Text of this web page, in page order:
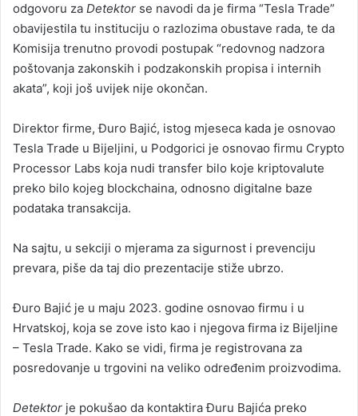
odgovoru za Detektor se navodi da je firma “Tesla Trade”
obavijestila tu instituciju o razlozima obustave rada, te da
Komisija trenutno provodi postupak “redovnog nadzora
poštovanja zakonskih i podzakonskih propisa i internih
akata”, koji još uvijek nije okončan.
Direktor firme, Đuro Bajić, istog mjeseca kada je osnovao
Tesla Trade u Bijeljini, u Podgorici je osnovao firmu Crypto
Processor Labs koja nudi transfer bilo koje kriptovalute
preko bilo kojeg blockchaina, odnosno digitalne baze
podataka transakcija.
Na sajtu, u sekciji o mjerama za sigurnost i prevenciju
prevara, piše da taj dio prezentacije stiže ubrzo.
Đuro Bajić je u maju 2023. godine osnovao firmu i u
Hrvatskoj, koja se zove isto kao i njegova firma iz Bijeljine
– Tesla Trade. Kako se vidi, firma je registrovana za
posredovanje u trgovini na veliko određenim proizvodima.
Detektor je pokušao da kontaktira Đuru Bajića preko